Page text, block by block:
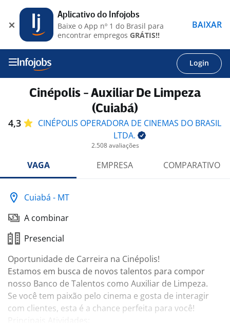
Login
Cinépolis - Auxiliar De Limpeza
(Cuiabá)
4,3
CINÉPOLIS OPERADORA DE CINEMAS DO BRASIL
LTDA.
2.508 avaliações
VAGA EMPRESA COMPARATIVO
Cuiabá - MT
A combinar
Presencial
Oportunidade de Carreira na Cinépolis!
Estamos em busca de novos talentos para compor
nosso Banco de Talentos como Auxiliar de Limpeza.
Se você tem paixão pelo cinema e gosta de interagir
com clientes, esta é a chance perfeita para você!
Aplicativo do Infojobs
Baixe o App nº 1 do Brasil para
encontrar empregos GRÁTIS!!
BAIXAR